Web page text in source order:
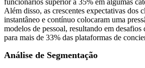
funcionários superior a 35% em algumas
Além disso, as crescentes expectativas dos
instantâneo e contínuo colocaram uma
modelos de pessoal, resultando em desafios
para mais de 33% das plataformas de
Análise de Segmentação